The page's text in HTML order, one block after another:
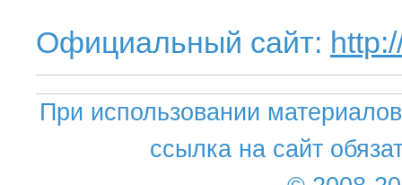
Официальный сайт:
При использовании
ссылка на сайт